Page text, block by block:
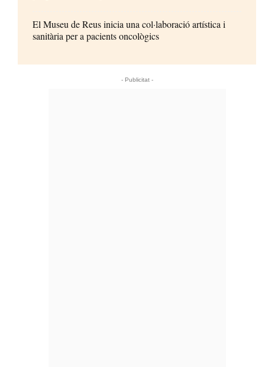
El Museu de Reus inicia una col·laboració artística i
sanitària per a pacients oncològics
- Publicitat -